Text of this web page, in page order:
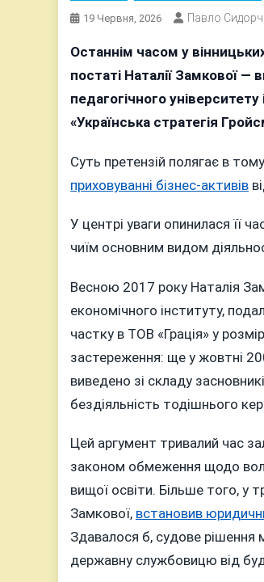
19 Червня, 2026 Павло
Останнім часом у
постаті Наталії Замкової —
педагогічного
«Українська стратегія
Суть претензій полягає в
приховуванні бізнес-активів
У центрі уваги опинилася її
чиїм основним видом
Весною 2017 року Наталія
економічного інституту,
частку в ТОВ «Грація» у
застереження: ще у жовтні
виведено зі складу
бездіяльність тодішнього
Цей аргумент тривалий час
законом обмеження щодо
вищої освіти. Більше того, у
Замкової, встановив
Здавалося б, судове рішення
державну службовицю від